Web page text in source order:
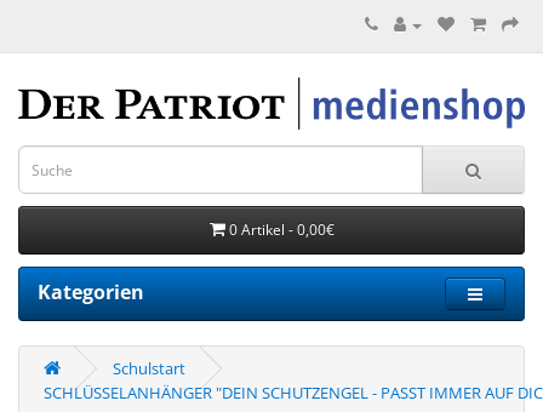
0 Artikel - 0,00€
Kategorien
Schulstart
SCHLÜSSELANHÄNGER "DEIN SCHUTZENGEL - PASST IMMER AUF